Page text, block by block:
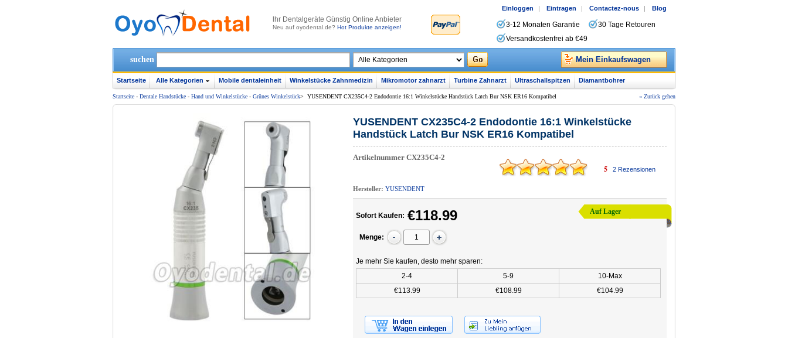
lhr Dentalgeräte Günstig Online Anbieter
Neu auf oyodental.de? Hot Produkte anzeigen!
Einloggen | Eintragen | Contactez-nous | Blog
3-12 Monaten Garantie
30 Tage Retouren
Versandkostenfrei ab €49
suchen Mein Einkaufswagen
Startseite Alle Kategorien Mobile dentaleinheit Winkelstücke Zahnmedizin Mikromotor zahnarzt Turbine Zahnarzt Ultraschallspitzen Diamantbohrer
Startseite - Dentale Handstücke - Hand und Winkelstücke - Grünes Winkelstück> YUSENDENT CX235C4-2 Endodontie 16:1 Winkelstücke Handstück Latch Bur NSK ER16 Kompatibel « Zurück gehen
YUSENDENT CX235C4-2 Endodontie 16:1 Winkelstücke
Handstück Latch Bur NSK ER16 Kompatibel
Artikelnummer CX235C4-2
5 2Rezensionen
Hersteller: YUSENDENT
Auf Lager
Sofort Kaufen: €118.99
Menge:
Je mehr Sie kaufen, desto mehr sparen:
2-4
5-9
10-Max
€113.99
€108.99 €104.99